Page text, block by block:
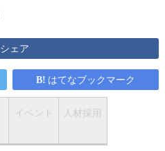
シェア
はてなブックマーク
イベント 人材採用